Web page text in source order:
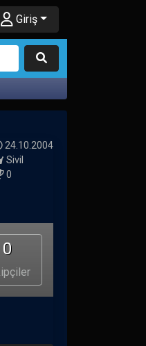
Giriş
24.10.2004
Sivil
0
0